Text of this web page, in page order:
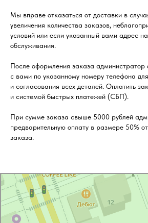
Мы вправе отказаться от доставки в
увеличения количества заказов,
условий или если указанный вами адрес
обслуживания.
После оформления заказа администратор
с вами по указанному номеру телефона
и согласования всех деталей. Оплатить
и системой быстрых платежей (СБП).
При сумме заказа свыше 5000 рублей
предварительную оплату в размере 50%
заказа.
Тамбов
Яндекс Карты — транспорт, навигация, поиск мест